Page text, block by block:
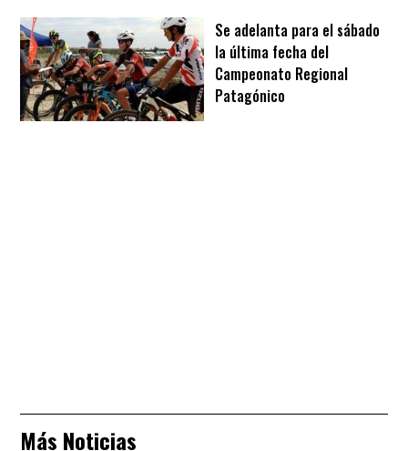
Se adelanta para el sábado
la última fecha del
Campeonato Regional
Patagónico
Más Noticias